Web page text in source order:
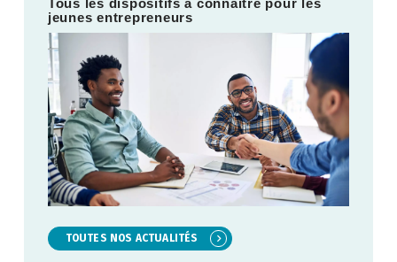
Tous les dispositifs à connaître pour les
jeunes entrepreneurs
TOUTES NOS ACTUALITÉS